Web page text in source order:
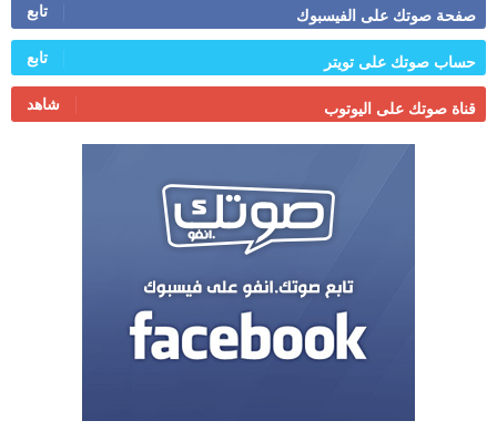
صفحة صوتك على الفيسبوك تابع
حساب صوتك على تويتر تابع
قناة صوتك على اليوتوب شاهد